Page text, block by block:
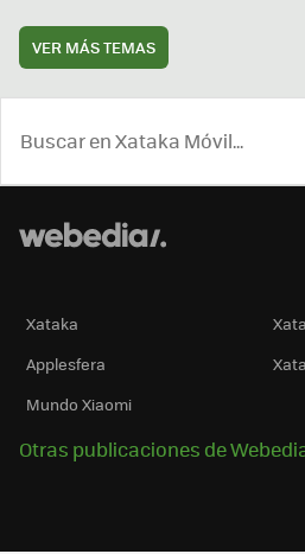
VER MÁS TEMAS
Xataka
Applesfera
Mundo Xiaomi
Otras publicaciones de